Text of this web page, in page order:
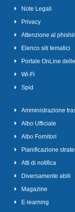
Note Legali
Privacy
Attenzione al
Elenco siti tematici
Portale OnLine
Wi-Fi
Spid
Amministrazione
Albo Ufficiale
Albo Fornitori
Pianificazione
Atti di notifica
Diversamente abili
Magazine
E-learning